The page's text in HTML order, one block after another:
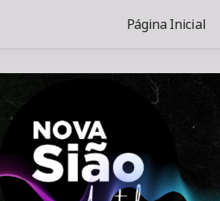
Página Inicial